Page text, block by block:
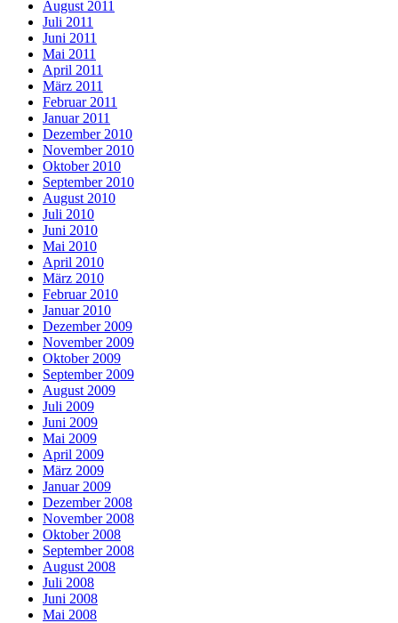
August 2011
Juli 2011
Juni 2011
Mai 2011
April 2011
März 2011
Februar 2011
Januar 2011
Dezember 2010
November 2010
Oktober 2010
September 2010
August 2010
Juli 2010
Juni 2010
Mai 2010
April 2010
März 2010
Februar 2010
Januar 2010
Dezember 2009
November 2009
Oktober 2009
September 2009
August 2009
Juli 2009
Juni 2009
Mai 2009
April 2009
März 2009
Januar 2009
Dezember 2008
November 2008
Oktober 2008
September 2008
August 2008
Juli 2008
Juni 2008
Mai 2008